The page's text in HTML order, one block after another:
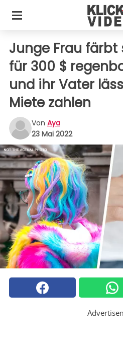
Junge Frau färbt
für 300 $
und ihr Vater
Miete zahlen
Von Aya
23 Mai 2022